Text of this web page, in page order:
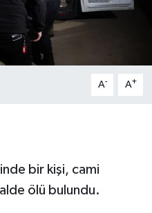
A- A+
bir kişi, cami
ölü bulundu.